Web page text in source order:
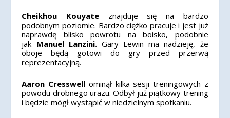
Cheikhou Kouyate znajduje się na bardzo
podobnym poziomie. Bardzo ciężko pracuje i jest już
naprawdę blisko powrotu na boisko, podobnie
jak Manuel Lanzini. Gary Lewin ma nadzieję, że
oboje będą gotowi do gry przed przerwą
reprezentacyjną.
Aaron Cresswell ominął kilka sesji treningowych z
powodu drobnego urazu. Odbył już piątkowy trening
i będzie mógł wystąpić w niedzielnym spotkaniu.